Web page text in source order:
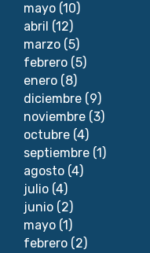
mayo (10)
abril (12)
marzo (5)
febrero (5)
enero (8)
diciembre (9)
noviembre (3)
octubre (4)
septiembre (1)
agosto (4)
julio (4)
junio (2)
mayo (1)
febrero (2)